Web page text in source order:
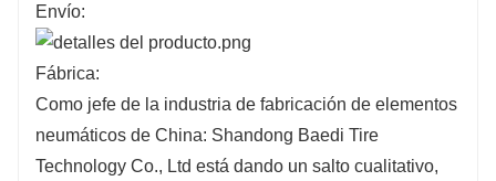
Envío:
Fábrica:
Como jefe de la industria de fabricación de elementos
neumáticos de China: Shandong Baedi Tire
Technology Co., Ltd está dando un salto cualitativo,